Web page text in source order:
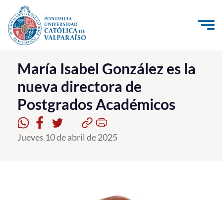
Click acá para ir directamente al contenido
La Universidad
Investigación, Creación e Innovación
PUCV Internacional
Vinculación con el Medio
María Isabel González es la
nueva directora de
Postgrados Académicos
Jueves 10 de abril de 2025